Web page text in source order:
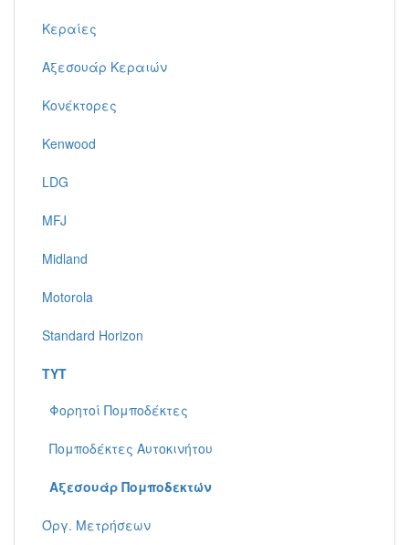
Κεραίες
Αξεσουάρ Κεραιών
Κονέκτορες
Kenwood
LDG
MFJ
Midland
Motorola
Standard Horizon
TYT
Φορητοί Πομποδέκτες
Πομποδέκτες Αυτοκινήτου
Αξεσουάρ Πομποδεκτών
Όργ. Μετρήσεων